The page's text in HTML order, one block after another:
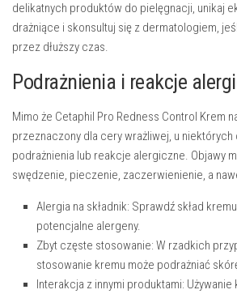
delikatnych produktów do pielęgnacji, unikaj
drażniące i skonsultuj się z dermatologiem,
przez dłuższy czas.
Podrażnienia i reakcje
Mimo że Cetaphil Pro Redness Control Krem
przeznaczony dla cery wrażliwej, u
podrażnienia lub reakcje alergiczne. Objawy
swędzenie, pieczenie, zaczerwienienie, a
Alergia na składnik: Sprawdź skład
potencjalne alergeny.
Zbyt częste stosowanie: W rzadkich
stosowanie kremu może podrażniać
Interakcja z innymi produktami: